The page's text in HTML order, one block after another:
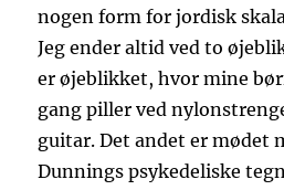
nogen form for jordisk
Jeg ender altid ved to
er øjeblikket, hvor mine
gang piller ved
guitar. Det andet er mødet
Dunnings psykedeliske